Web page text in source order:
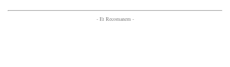
- Et Recomanem -